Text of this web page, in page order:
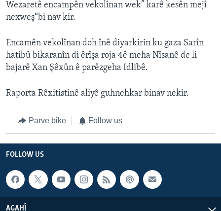
Wezaretê encampên vekolînan wek” karê kesên mejî
nexweş“bi nav kir.
Encamên vekolînan doh înê diyarkirin ku gaza Sarîn
hatibû bikaranîn di êrîşa roja 4ê meha Nîsanê de li
bajarê Xan Şêxûn ê parêzgeha Idlibê.
Raporta Rêxitistinê aliyê guhnehkar binav nekir.
Parve bike Follow us
FOLLOW US
AGAHÎ